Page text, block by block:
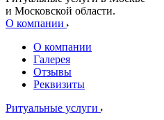
и Московской области.
О компании
О компании
Галерея
Отзывы
Реквизиты
Ритуальные услуги